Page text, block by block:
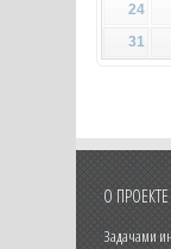
24
31
О ПРОЕКТЕ
Задачами